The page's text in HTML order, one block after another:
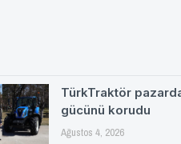
TürkTraktör
gücünü korudu
Ağustos 4, 2026